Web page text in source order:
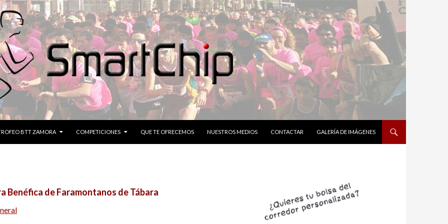
BTT ZAMORA COMPETICIONES QUE TE OFRECEMOS NUESTROS MEDIOS CONTACTAR GALERÍA DE IMÁGENES
Benéfica de Faramontanos de Tábara